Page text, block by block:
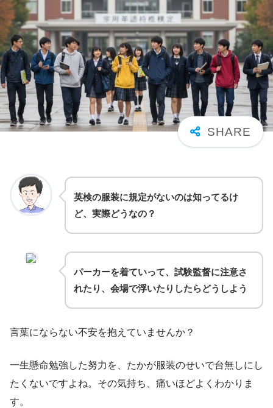
英検の服装に規定がないのは知ってるけ
ど、実際どうなの？
パーカーを着ていって、試験監督に注意さ
れたり、会場で浮いたりしたらどうしよう
言葉にならない不安を抱えていませんか？
一生懸命勉強した努力を、たかが服装のせいで台無しにし
たくないですよね。その気持ち、痛いほどよくわかりま
す。